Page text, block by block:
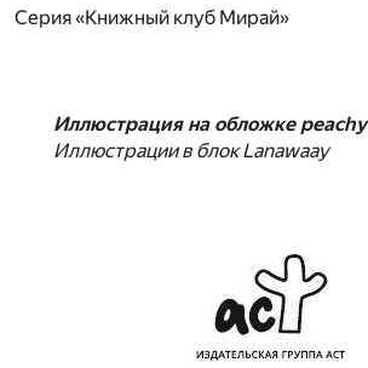
Серия «Книжный клуб Мирай»
Иллюстрация на обложке peachy
Иллюстрации в блок Lanawaay